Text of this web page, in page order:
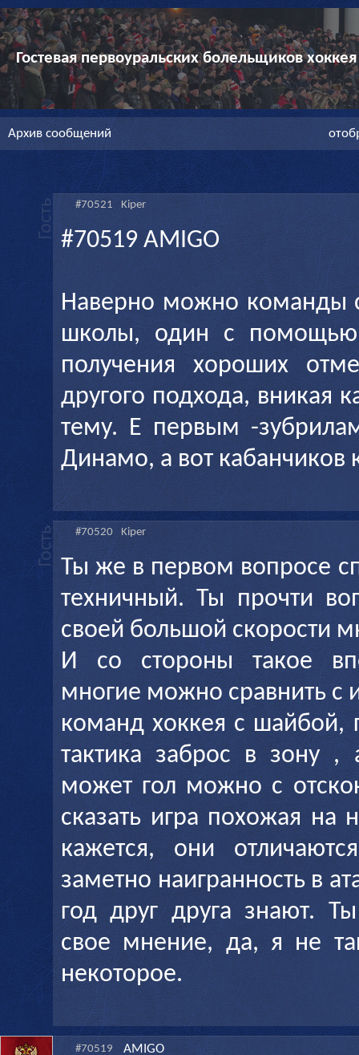
Гостевая первоуральских болельщиков
Архив сообщений
#70521 Kiper
#70519 AMIGO
Наверно можно команды
школы, один с помощью
получения хороших
другого подхода, вникая
тему. Е первым -
Динамо, а вот кабанчиков
#70520 Kiper
Ты же в первом вопросе
техничный. Ты прочти
своей большой скорости
И со стороны такое
многие можно сравнить с
команд хоккея с шайбой,
тактика заброс в зону
может гол можно с
сказать игра похожая на
кажется, они
заметно наигранность в
год друг друга знают.
свое мнение, да, я не
некоторое.
#70519 AMIGO